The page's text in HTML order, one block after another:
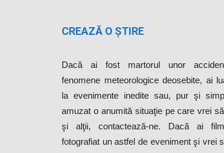
CREAZĂ O ȘTIRE
Dacă ai fost martorul unor
fenomene meteorologice deosebite, ai
la evenimente inedite sau, pur şi
amuzat o anumită situaţie pe care vrei
şi alţii, contactează-ne. Dacă ai
fotografiat un astfel de eveniment şi vrei